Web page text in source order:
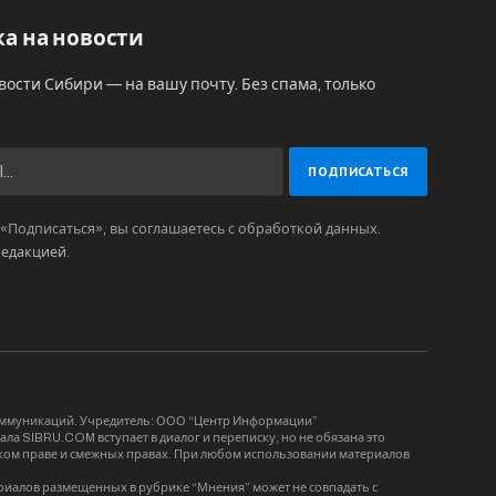
на новости
Сибири — на вашу почту. Без спама, только
вы соглашаетесь с обработкой данных.
.
Учредитель: ООО “Центр Информации”
SIBRU.COM вступает в диалог и переписку, но не обязана это
праве и смежных правах. При любом использовании материалов
размещенных в рубрике “Мнения” может не совпадать с